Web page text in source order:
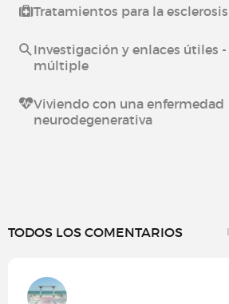
Tratamientos para la
Investigación y enlaces útiles -
múltiple
Viviendo con una enfermedad
neurodegenerativa
TODOS LOS COMENTARIOS